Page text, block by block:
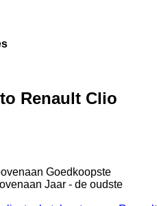
Renault Clio
Goedkoopste
Jaar - de oudste